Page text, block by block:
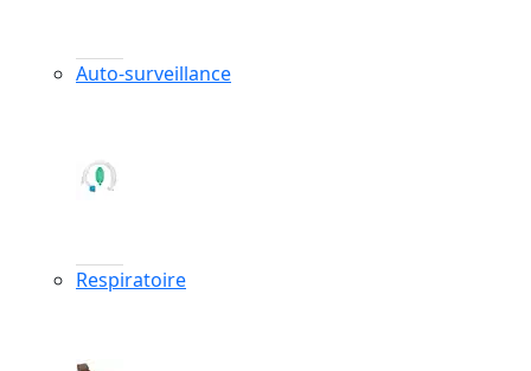
Auto-surveillance
Respiratoire